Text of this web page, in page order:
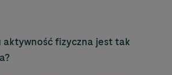
aktywność fizyczna jest tak